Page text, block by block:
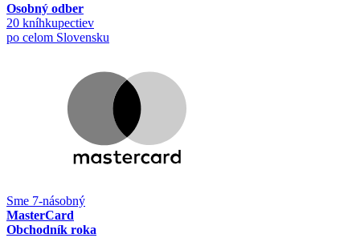
Osobný odber
20 kníhkupectiev
po celom Slovensku
Sme 7-násobný
MasterCard
Obchodník roka